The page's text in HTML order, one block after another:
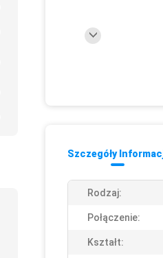
Szczegóły
Rodzaj:
Połączenie:
Kształt: